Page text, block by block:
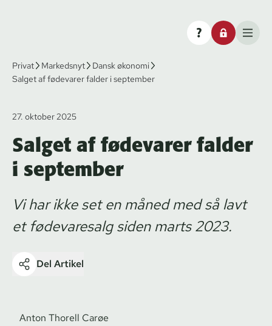
Privat Markedsnyt
Dansk økonomi
Salget af fødevarer falder i september
27. oktober 2025
Salget af fødevarer falder
i september
Vi har ikke set en måned med så lavt
et fødevaresalg siden marts 2023.
Del Artikel
Anton Thorell Carøe